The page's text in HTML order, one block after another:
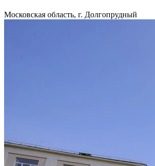
Московская область, г. Долгопрудный